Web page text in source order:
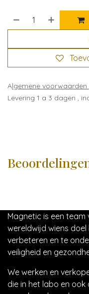
Algemene voorwaarden
Levering 1 a 3 dagen ,
Magnetic is een
wereldwijd wiens
verbeteren en te
veiligheid en
We werken en
die in het labo en